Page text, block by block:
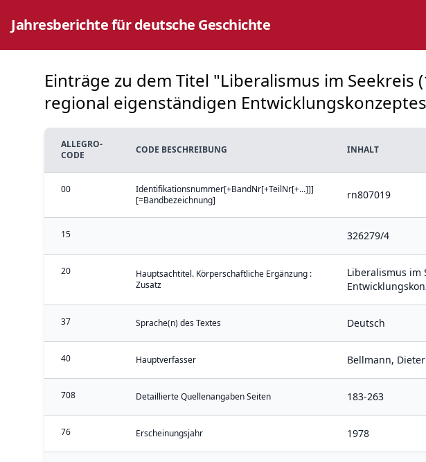
Jahresberichte für deutsche Geschichte
Einträge zu dem Titel "Liberalismus im
regional eigenständigen
ALLEGRO-
CODE
CODE BESCHREIBUNG INHALT
00
Identifikationsnummer[+BandNr[+TeilNr[+...]]]
[=Bandbezeichnung]
rn807019
15 326279/4
20
Hauptsachtitel. Körperschaftliche Ergänzung :
Zusatz
Liberalismus im
37 Sprache(n) des Textes Deutsch
40 Hauptverfasser Bellmann, Dieter
708 Detaillierte Quellenangaben Seiten 183-263
76 Erscheinungsjahr 1978